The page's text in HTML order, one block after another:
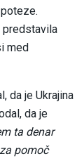
predstavila
med
da je Ukrajina
da je
ta denar
pomoč